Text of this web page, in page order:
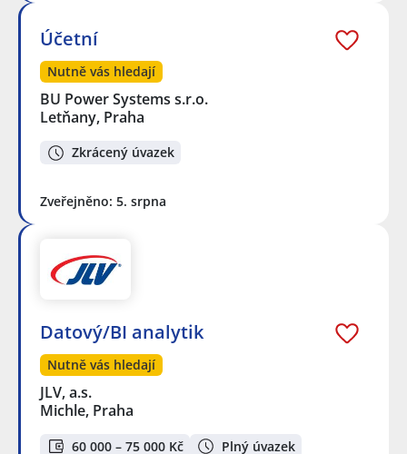
Účetní
Nutně vás hledají
BU Power Systems s.r.o.
Letňany, Praha
Zkrácený úvazek
Zveřejněno: 5. srpna
Datový/BI analytik
Nutně vás hledají
JLV, a.s.
Michle, Praha
60 000 – 75 000 Kč Plný úvazek